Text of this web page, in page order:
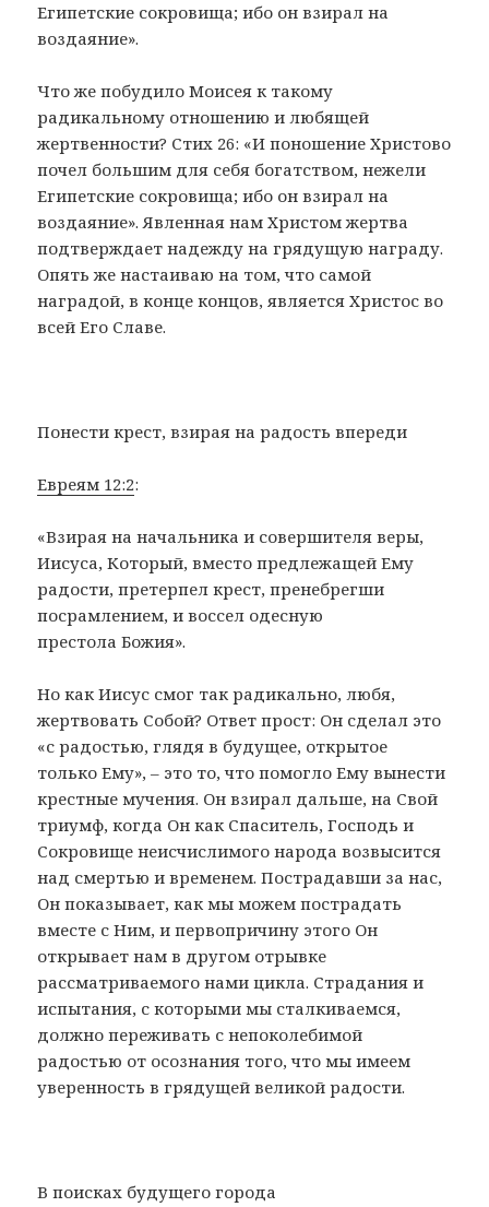
Египетские сокровища; ибо он взирал на
воздаяние».
Что же побудило Моисея к такому
радикальному отношению и любящей
жертвенности? Стих 26: «И поношение Христово
почел большим для себя богатством, нежели
Египетские сокровища; ибо он взирал на
воздаяние». Явленная нам Христом жертва
подтверждает надежду на грядущую награду.
Опять же настаиваю на том, что самой
наградой, в конце концов, является Христос во
всей Его Славе.
Понести крест, взирая на радость впереди
Евреям 12:2:
«Взирая на начальника и совершителя веры,
Иисуса, Который, вместо предлежащей Ему
радости, претерпел крест, пренебрегши
посрамлением, и воссел одесную
престола Божия».
Но как Иисус смог так радикально, любя,
жертвовать Собой? Ответ прост: Он сделал это
«с радостью, глядя в будущее, открытое
только Ему», – это то, что помогло Ему вынести
крестные мучения. Он взирал дальше, на Свой
триумф, когда Он как Спаситель, Господь и
Сокровище неисчислимого народа возвысится
над смертью и временем. Пострадавши за нас,
Он показывает, как мы можем пострадать
вместе с Ним, и первопричину этого Он
открывает нам в другом отрывке
рассматриваемого нами цикла. Страдания и
испытания, с которыми мы сталкиваемся,
должно переживать с непоколебимой
радостью от осознания того, что мы имеем
уверенность в грядущей великой радости.
В поисках будущего города